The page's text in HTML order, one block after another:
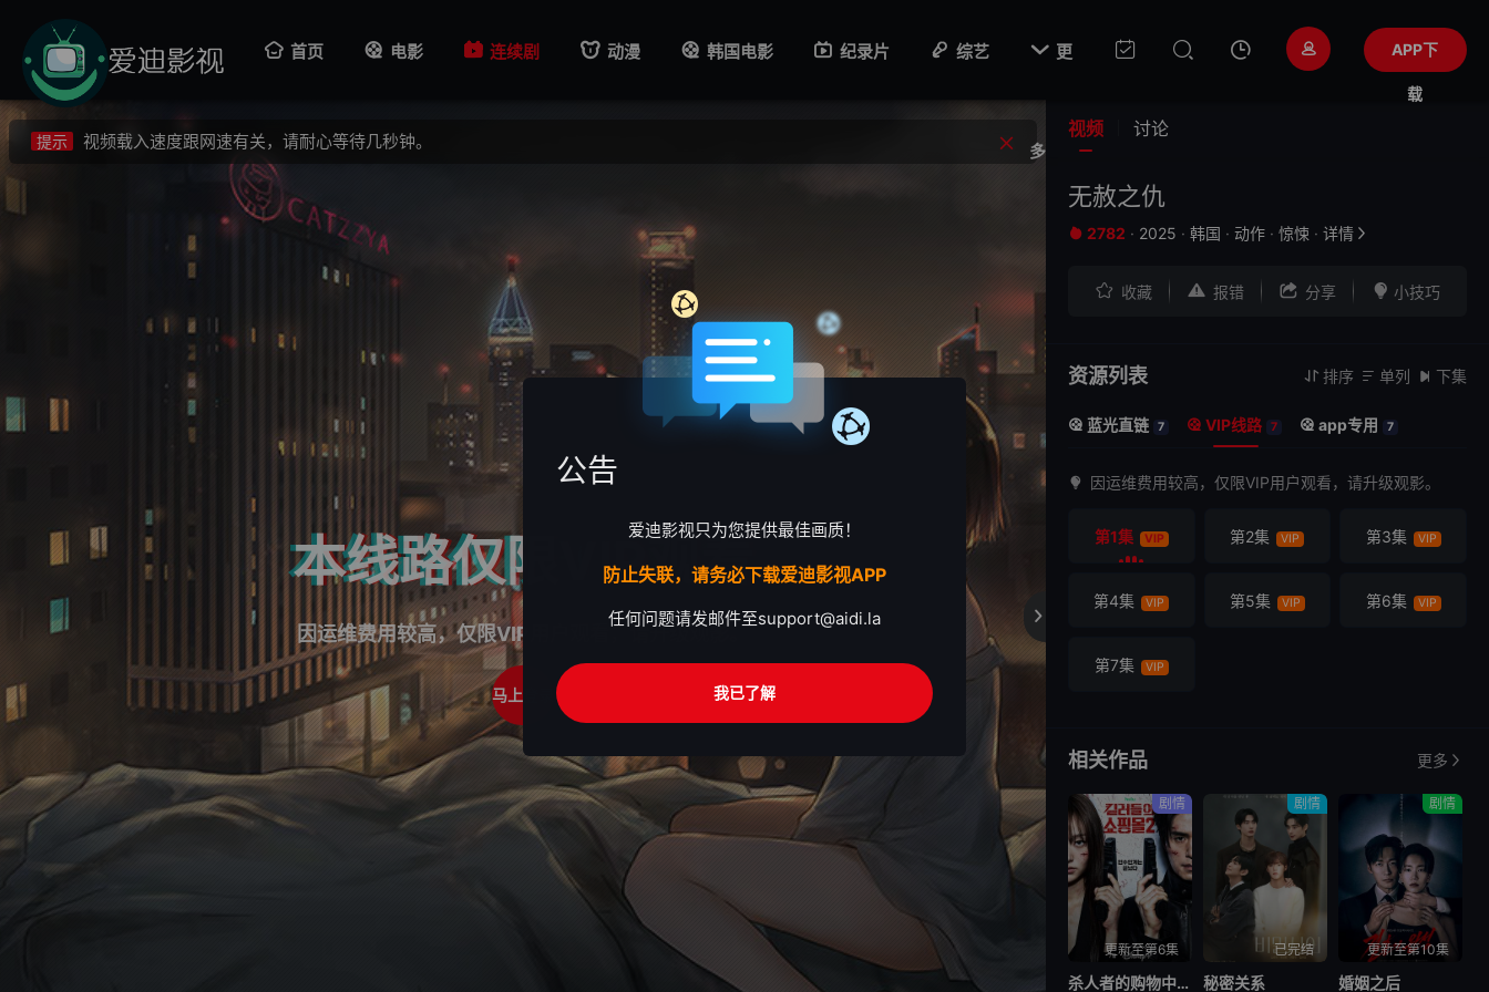
首页 电影 连续剧 动漫 韩国电影 纪录片 综艺  更
多
APP下
载

提示 不要轻易相信视频中的广告，谨防上当受骗!
提示 如果无法播放请重新刷新页面，或者切换线路。
提示 视频载入速度跟网速有关，请耐心等待几秒钟。
不要轻易相信视频中的广告，谨防上当受骗!
本线路仅限VIP观看
因运维费用较高，仅限VIP用户观看，请升级观影。
马上登录
视频 讨论
无赦之仇
 2782 · 2025 · 韩国 · 动作 · 惊悚 · 详情 
 收藏  报错  分享  小技巧
资源列表  排序  单列  下集
 蓝光直链 7  VIP线路 7  app专用 7
因运维费用较高，仅限VIP用户观看，请升级观影。
第1集 VIP 第2集 VIP 第3集 VIP
第4集 VIP 第5集 VIP 第6集 VIP
第7集 VIP
相关作品 更多
剧情
更新至第6集
杀人者的购物中心2
剧情
已完结
秘密关系
剧情
更新至第10集
婚姻之后
公告
爱迪影视只为您提供最佳画质！
防止失联，请务必下载爱迪影视APP
任何问题请发邮件至support@aidi.la
我已了解